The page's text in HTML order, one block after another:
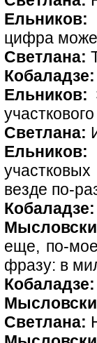
Ельников:
цифра
Светлана:
Кобаладзе:
Ельников:
Светлана:
Ельников:
везде по-
Кобаладзе:
еще, по-
фразу: в
Кобаладзе:
Светлана: